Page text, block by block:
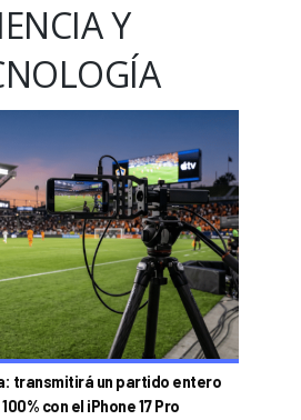
Y
transmitirá un partido entero
con el iPhone 17 Pro